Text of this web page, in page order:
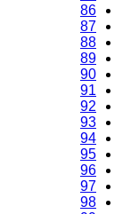
86
87
88
89
90
91
92
93
94
95
96
97
98